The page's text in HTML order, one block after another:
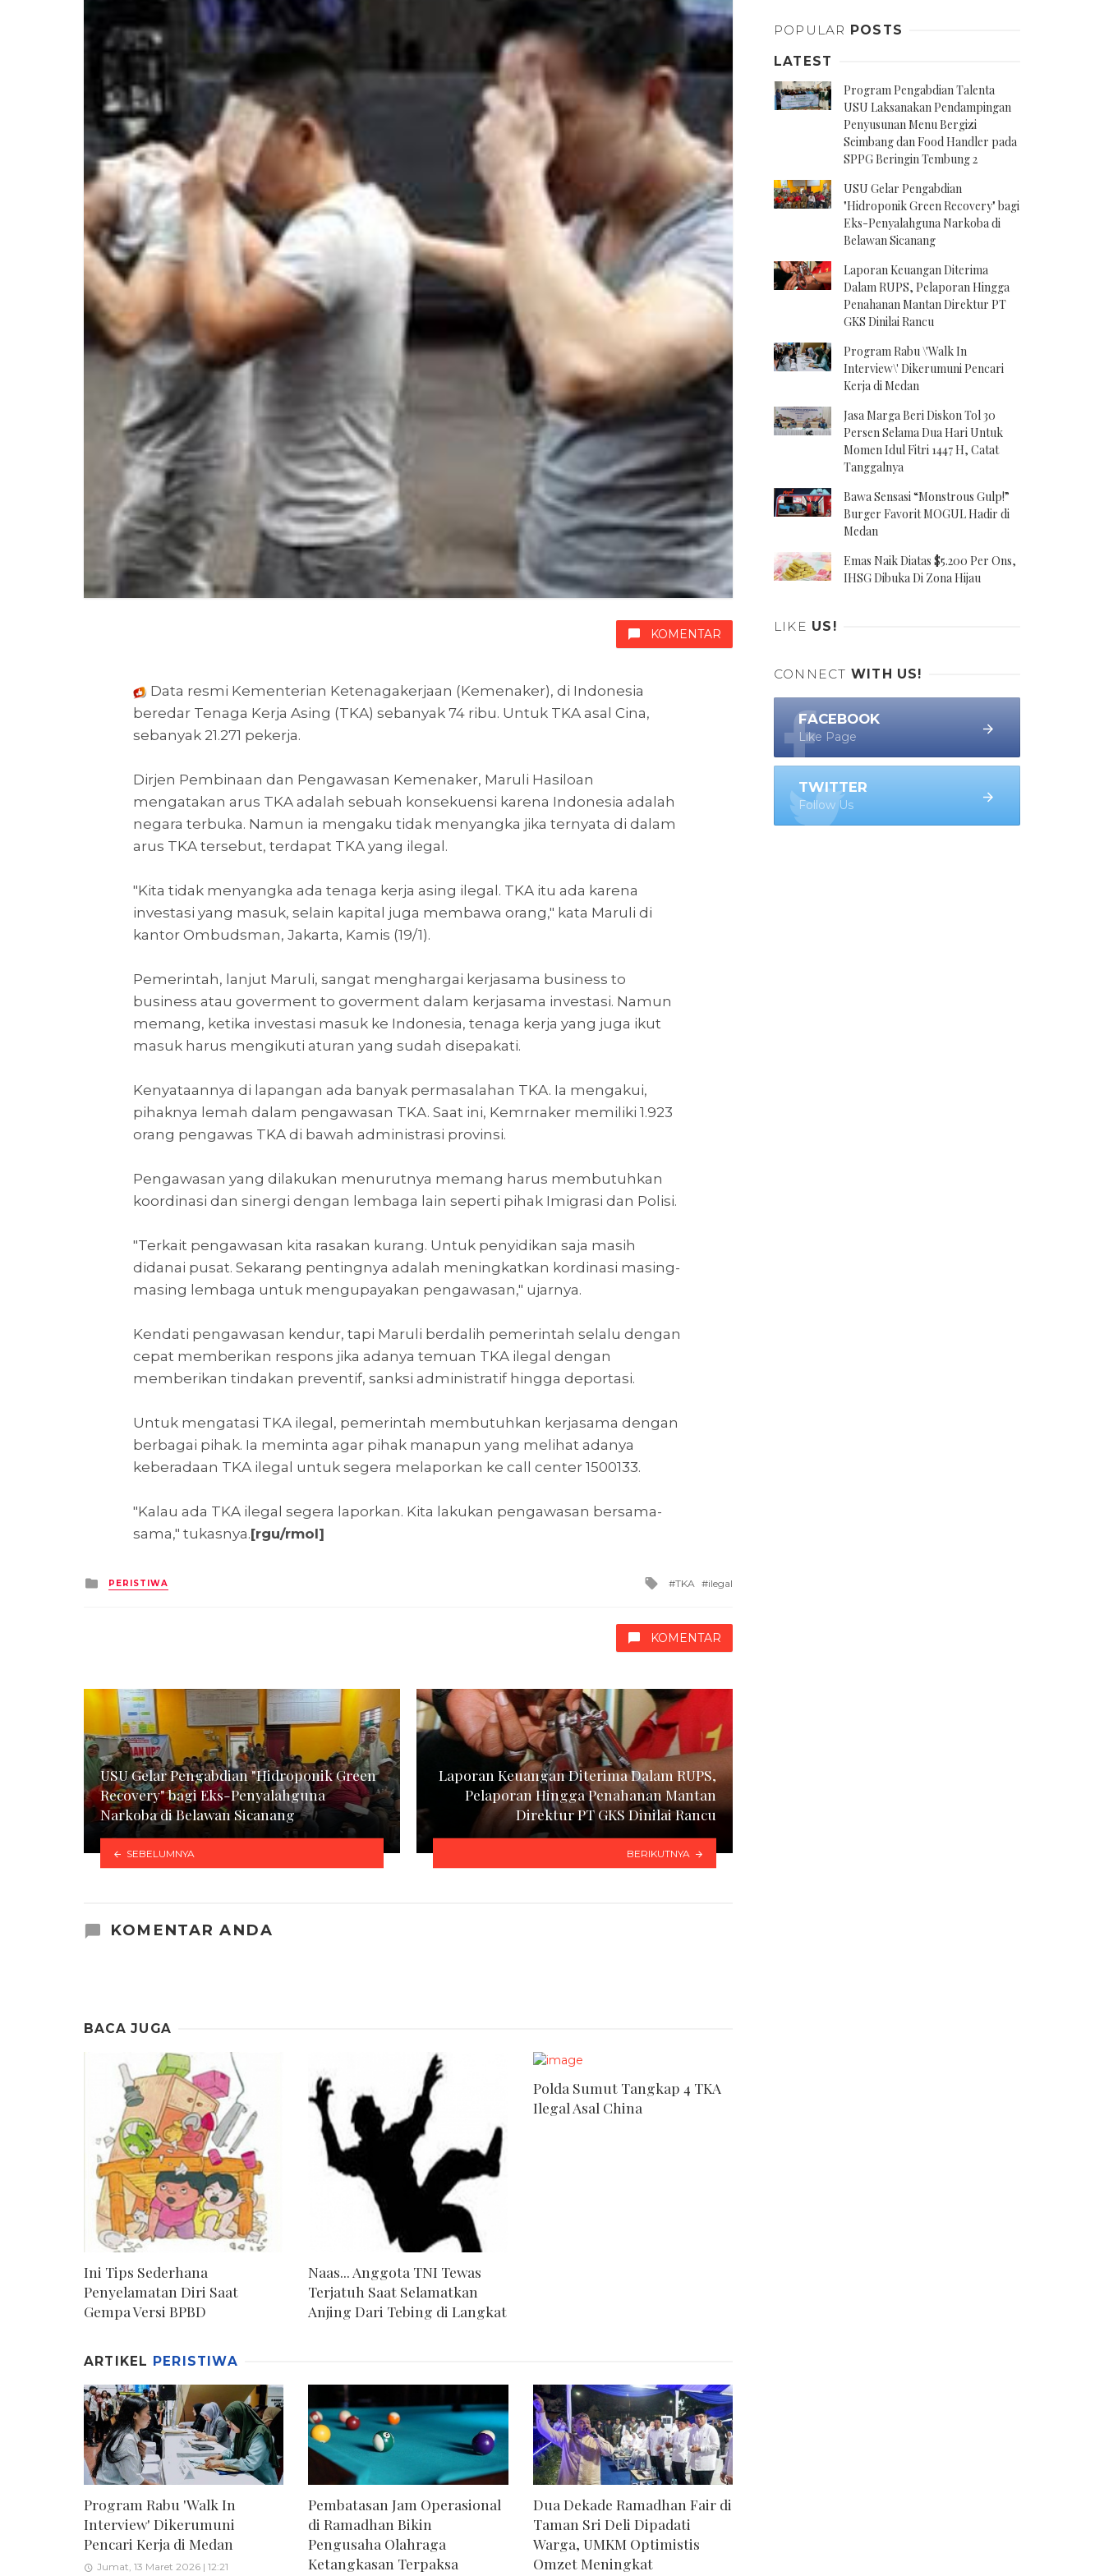
KOMENTAR
Data resmi Kementerian Ketenagakerjaan (Kemenaker), di Indonesia
beredar Tenaga Kerja Asing (TKA) sebanyak 74 ribu. Untuk TKA asal Cina,
sebanyak 21.271 pekerja.
Dirjen Pembinaan dan Pengawasan Kemenaker, Maruli Hasiloan
mengatakan arus TKA adalah sebuah konsekuensi karena Indonesia adalah
negara terbuka. Namun ia mengaku tidak menyangka jika ternyata di dalam
arus TKA tersebut, terdapat TKA yang ilegal.
"Kita tidak menyangka ada tenaga kerja asing ilegal. TKA itu ada karena
investasi yang masuk, selain kapital juga membawa orang," kata Maruli di
kantor Ombudsman, Jakarta, Kamis (19/1).
Pemerintah, lanjut Maruli, sangat menghargai kerjasama business to
business atau goverment to goverment dalam kerjasama investasi. Namun
memang, ketika investasi masuk ke Indonesia, tenaga kerja yang juga ikut
masuk harus mengikuti aturan yang sudah disepakati.
Kenyataannya di lapangan ada banyak permasalahan TKA. Ia mengakui,
pihaknya lemah dalam pengawasan TKA. Saat ini, Kemrnaker memiliki 1.923
orang pengawas TKA di bawah administrasi provinsi.
Pengawasan yang dilakukan menurutnya memang harus membutuhkan
koordinasi dan sinergi dengan lembaga lain seperti pihak Imigrasi dan Polisi.
"Terkait pengawasan kita rasakan kurang. Untuk penyidikan saja masih
didanai pusat. Sekarang pentingnya adalah meningkatkan kordinasi masing-
masing lembaga untuk mengupayakan pengawasan," ujarnya.
Kendati pengawasan kendur, tapi Maruli berdalih pemerintah selalu dengan
cepat memberikan respons jika adanya temuan TKA ilegal dengan
memberikan tindakan preventif, sanksi administratif hingga deportasi.
Untuk mengatasi TKA ilegal, pemerintah membutuhkan kerjasama dengan
berbagai pihak. Ia meminta agar pihak manapun yang melihat adanya
keberadaan TKA ilegal untuk segera melaporkan ke call center 1500133.
"Kalau ada TKA ilegal segera laporkan. Kita lakukan pengawasan bersama-
sama," tukasnya.[rgu/rmol]
Posted
in
PERISTIWA
Tagged
TKA ilegal
KOMENTAR
USU Gelar Pengabdian "Hidroponik Green
Recovery" bagi Eks-Penyalahguna
Narkoba di Belawan Sicanang
SEBELUMNYA
Laporan Keuangan Diterima Dalam RUPS,
Pelaporan Hingga Penahanan Mantan
Direktur PT GKS Dinilai Rancu
BERIKUTNYA
KOMENTAR ANDA
BACA JUGA
Ini Tips Sederhana
Penyelamatan Diri Saat
Gempa Versi BPBD
Naas... Anggota TNI Tewas
Terjatuh Saat Selamatkan
Anjing Dari Tebing di Langkat
Polda Sumut Tangkap 4 TKA
Ilegal Asal China
ARTIKEL PERISTIWA
Program Rabu 'Walk In
Interview' Dikerumuni
Pencari Kerja di Medan
Jumat, 13 Maret 2026 | 12:21
Pembatasan Jam Operasional
di Ramadhan Bikin
Pengusaha Olahraga
Ketangkasan Terpaksa
Dua Dekade Ramadhan Fair di
Taman Sri Deli Dipadati
Warga, UMKM Optimistis
Omzet Meningkat
POPULAR POSTS
LATEST
Program Pengabdian Talenta
USU Laksanakan Pendampingan
Penyusunan Menu Bergizi
Seimbang dan Food Handler pada
SPPG Beringin Tembung 2
USU Gelar Pengabdian
"Hidroponik Green Recovery" bagi
Eks-Penyalahguna Narkoba di
Belawan Sicanang
Laporan Keuangan Diterima
Dalam RUPS, Pelaporan Hingga
Penahanan Mantan Direktur PT
GKS Dinilai Rancu
Program Rabu \'Walk In
Interview\' Dikerumuni Pencari
Kerja di Medan
Jasa Marga Beri Diskon Tol 30
Persen Selama Dua Hari Untuk
Momen Idul Fitri 1447 H, Catat
Tanggalnya
Bawa Sensasi “Monstrous Gulp!”
Burger Favorit MOGUL Hadir di
Medan
Emas Naik Diatas $5.200 Per Ons,
IHSG Dibuka Di Zona Hijau
LIKE US!
CONNECT WITH US!
FACEBOOK
Like Page
TWITTER
Follow Us